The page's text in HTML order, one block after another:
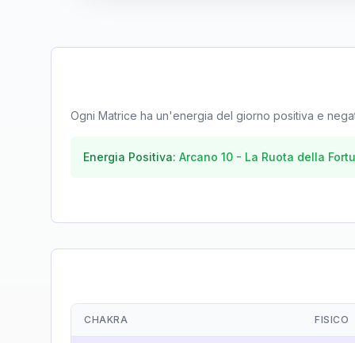
Ogni Matrice ha un'energia del giorno positiva e
Energia Positiva: Arcano 10 - La Ruota della
CHAKRA FISICO